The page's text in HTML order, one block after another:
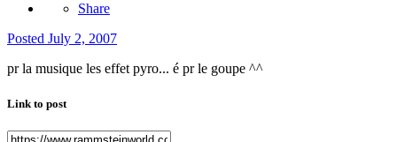
Share
Posted July 2, 2007
pr la musique les effet pyro... é pr le goupe ^^
Link to post